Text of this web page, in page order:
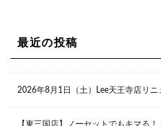
Lee京橋店
大阪府大阪市
兵庫県西宮市
最近の投稿
2026年8月1日（土）Lee天王寺店リニ
【東三国店】ノーセットでもキマる